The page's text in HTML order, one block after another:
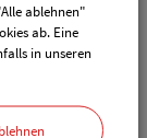
Drucken
ablehnen"
ab. Eine
in unseren